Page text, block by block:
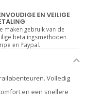
EN VEILIGE
maken gebruik van de
betalingsmethoden
en Paypal.
Volledig
en een snellere